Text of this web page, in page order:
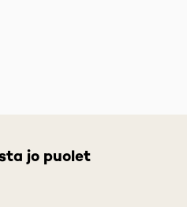
jo puolet